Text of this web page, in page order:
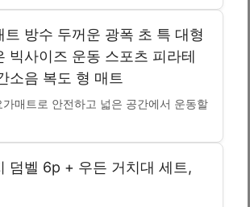
트 방수 두꺼운 광폭 초 특 대형
빅사이즈 운동 스포츠 피라테
소음 복도 형 매트
매트로 안전하고 넓은 공간에서 운동할
덤벨 6p + 우든 거치대 세트,